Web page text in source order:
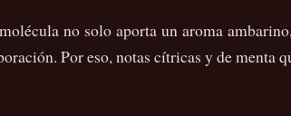
no solo aporta un aroma
Por eso, notas cítricas y de menta